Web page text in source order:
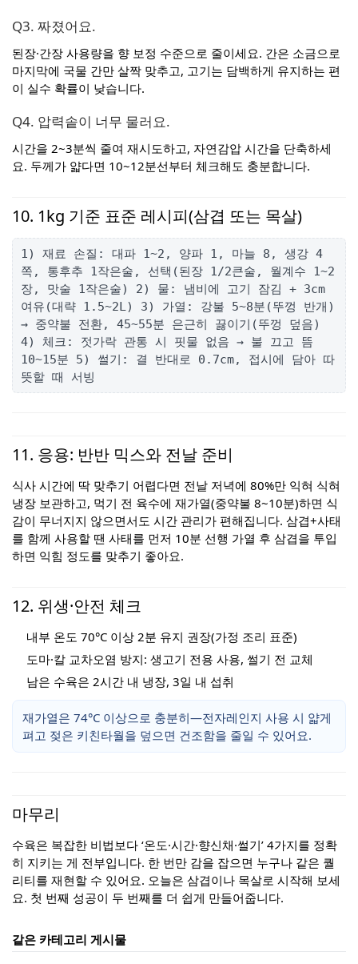
Q3. 짜졌어요.
된장·간장 사용량을 향 보정 수준으로 줄이세요. 간은 소금으로
마지막에 국물 간만 살짝 맞추고, 고기는 담백하게 유지하는 편
이 실수 확률이 낮습니다.
Q4. 압력솥이 너무 물러요.
시간을 2~3분씩 줄여 재시도하고, 자연감압 시간을 단축하세
요. 두께가 얇다면 10~12분선부터 체크해도 충분합니다.
10. 1kg 기준 표준 레시피(삼겹 또는 목살)
1) 재료 손질: 대파 1~2, 양파 1, 마늘 8, 생강 4
쪽, 통후추 1작은술, 선택(된장 1/2큰술, 월계수 1~2
장, 맛술 1작은술) 2) 물: 냄비에 고기 잠김 + 3cm
여유(대략 1.5~2L) 3) 가열: 강불 5~8분(뚜껑 반개)
→ 중약불 전환, 45~55분 은근히 끓이기(뚜껑 덮음)
4) 체크: 젓가락 관통 시 핏물 없음 → 불 끄고 뜸
10~15분 5) 썰기: 결 반대로 0.7cm, 접시에 담아 따
뜻할 때 서빙
11. 응용: 반반 믹스와 전날 준비
식사 시간에 딱 맞추기 어렵다면 전날 저녁에 80%만 익혀 식혀
냉장 보관하고, 먹기 전 육수에 재가열(중약불 8~10분)하면 식
감이 무너지지 않으면서도 시간 관리가 편해집니다. 삼겹+사태
를 함께 사용할 땐 사태를 먼저 10분 선행 가열 후 삼겹을 투입
하면 익힘 정도를 맞추기 좋아요.
12. 위생·안전 체크
내부 온도 70°C 이상 2분 유지 권장(가정 조리 표준)
도마·칼 교차오염 방지: 생고기 전용 사용, 썰기 전 교체
남은 수육은 2시간 내 냉장, 3일 내 섭취
재가열은 74°C 이상으로 충분히—전자레인지 사용 시 얇게
펴고 젖은 키친타월을 덮으면 건조함을 줄일 수 있어요.
마무리
수육은 복잡한 비법보다 ‘온도·시간·향신채·썰기’ 4가지를 정확
히 지키는 게 전부입니다. 한 번만 감을 잡으면 누구나 같은 퀄
리티를 재현할 수 있어요. 오늘은 삼겹이나 목살로 시작해 보세
요. 첫 번째 성공이 두 번째를 더 쉽게 만들어줍니다.
같은 카테고리 게시물